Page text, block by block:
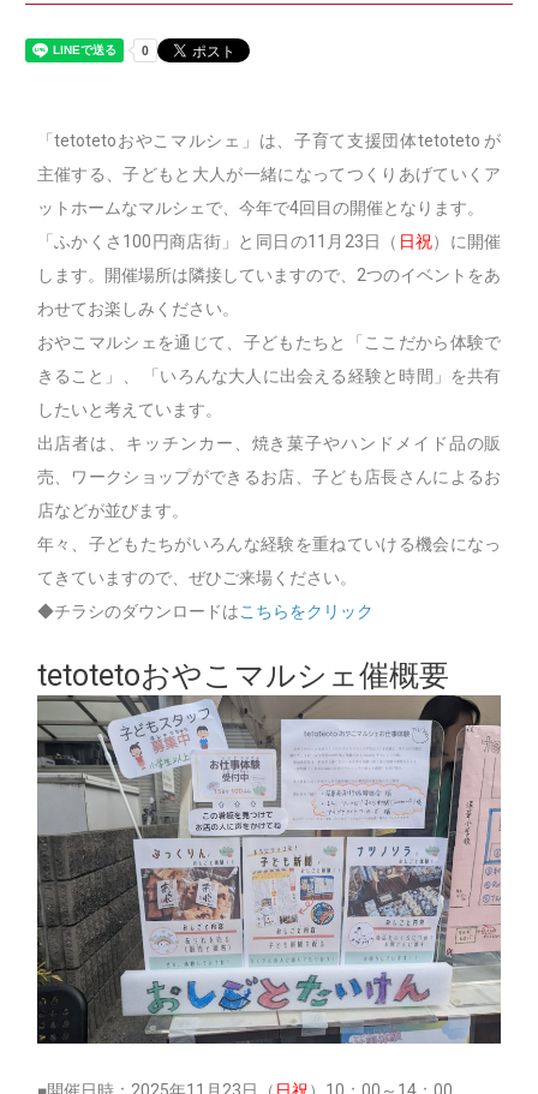
「tetotetoおやこマルシェ」は、子育て支援団体tetoteto が
主催する、子どもと大人が一緒になってつくりあげていくア
ットホームなマルシェで、今年で4回目の開催となります。
「ふかくさ100円商店街」と同日の11月23日（ 日祝）に開催
します。開催場所は隣接していますので、2つのイベントをあ
わせてお楽しみください。
おやこマルシェを通じて、子どもたちと「ここだから体験で
きること」、 「いろんな大人に出会える経験と時間」を共有
したいと考えています。
出店者は、キッチンカー、焼き菓子やハンドメイド品の販
売、ワークショップができるお店、子ども店長さんによるお
店などが並びます。
年々、子どもたちがいろんな経験を重ねていける機会になっ
てきていますので、ぜひご来場ください。
◆チラシのダウンロードはこちらをクリック
tetotetoおやこマルシェ催概要